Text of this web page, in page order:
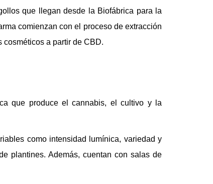
que llegan desde la Biofábrica para la
comienzan con el proceso de extracción
a partir de CBD.
que produce el cannabis, el cultivo y la
como intensidad lumínica, variedad y
plantines. Además, cuentan con salas de